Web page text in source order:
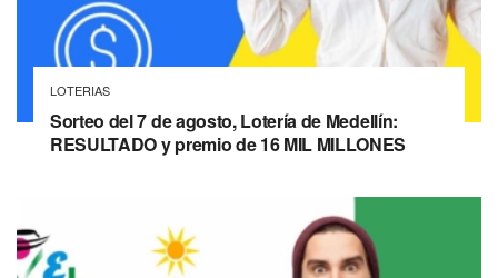
LOTERIAS
Sorteo del 7 de agosto, Lotería de Medellín:
RESULTADO y premio de 16 MIL MILLONES